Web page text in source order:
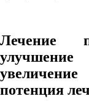
Лечение
потенция